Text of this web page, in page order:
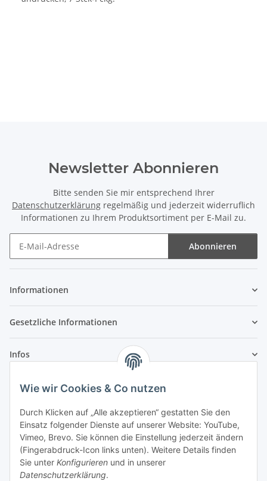
Wie wir Cookies & Co nutzen
Durch Klicken auf „Alle akzeptieren“ gestatten Sie den
Einsatz folgender Dienste auf unserer Website: YouTube,
Vimeo, Brevo. Sie können die Einstellung jederzeit ändern
(Fingerabdruck-Icon links unten). Weitere Details finden
Sie unter Konfigurieren und in unserer
Datenschutzerklärung.
Newsletter Abonnieren
Bitte senden Sie mir entsprechend Ihrer
Datenschutzerklärung regelmäßig und jederzeit widerruflich
Informationen zu Ihrem Produktsortiment per E-Mail zu.
Abonnieren
Informationen
Gesetzliche Informationen
Infos
Laden - Öffnungszeiten:
Montag 09:00Uhr bis
16:00 Uhr
Dienstag
09:00 Uhr bis
17:00 Uhr
Mittwoch
09:00 Uhr bis 16:00 Uhr
Donnerstag
09:00 Uhr bis
17:00 Uhr
Freitag
09:00 Uhr